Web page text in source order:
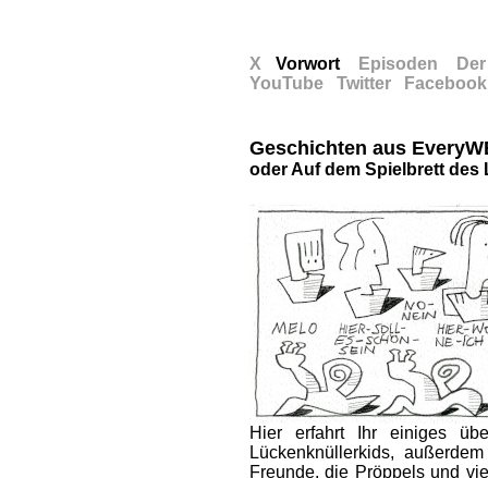
X Vorwort Episoden
YouTubex Twitter Facebook
Geschichten aus
oder Auf dem Spielbrett des
Hier erfahrt Ihr einiges
Lückenknüllerkids,
Freunde, die Pröppels und